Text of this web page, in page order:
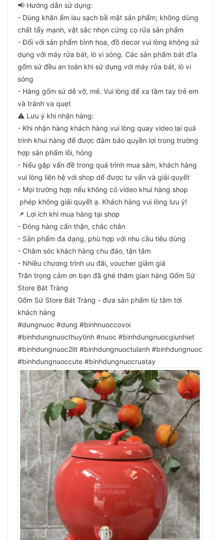
📢 Hướng dẫn sử dụng:
- Dùng khăn ẩm lau sạch bề mặt sản phẩm; không dùng
chất tẩy mạnh, vật sắc nhọn cứng cọ rửa sản phẩm
- Đối với sản phẩm bình hoa, đồ decor vui lòng không sử
dụng với máy rửa bát, lò vi sóng. Các sản phẩm bát đĩa
gốm sứ đều an toàn khi sử dụng với máy rửa bát, lò vi
sóng
- Hàng gốm sứ dễ vỡ, mẻ. Vui lòng để xa tầm tay trẻ em
và tránh va quẹt
⚠️ Lưu ý khi nhận hàng:
- Khi nhận hàng khách hàng vui lòng quay video lại quá
trình khui hàng để được đảm bảo quyền lợi trong trường
hợp sản phẩm lỗi, hỏng
- Nếu gặp vấn đề trong quá trình mua sắm, khách hàng
vui lòng liên hệ với shop dể được tư vấn và giải quyết
- Mọi trường hợp nếu không có video khui hàng shop
phép không giải quyết ạ. Khách hàng vui lòng lưu ý!
📌 Lợi ích khi mua hàng tại shop
- Đóng hàng cẩn thận, chắc chắn
- Sản phẩm đa dạng, phù hợp với nhu cầu tiêu dùng
- Chăm sóc khách hàng chu đáo, tận tâm
- Nhiều chương trình ưu đãi, voucher giảm giá
Trân trọng cảm ơn bạn đã ghé thăm gian hàng Gốm Sứ
Store Bát Tràng
Gốm Sứ Store Bát Tràng - đưa sản phẩm từ tâm tới
khách hàng
#dungnuoc #dung #binhnuoccovoi
#binhdungnuocthuytinh #nuoc #binhdungnuocgiunhiet
#binhdungnuoc2lit #binhdungnuoctulanh #binhdungnuoc
#binhdungnuoccute #binhdungnuocruatay